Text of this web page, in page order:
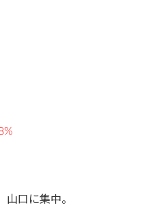
口に集中。